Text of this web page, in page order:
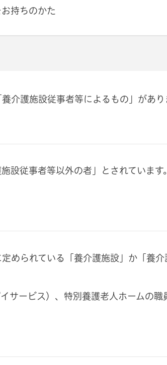
持ちのかた
介護施設従事者等によるもの」があり
設従事者等以外の者」とされています
められている「養介護施設」か「養介
サービス）、特別養護老人ホームの職